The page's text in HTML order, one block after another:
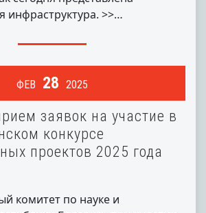
инфраструктура. >>…
ФЕВ 28 2025
конкурсе
проектов 2025 года
комитет по науке и